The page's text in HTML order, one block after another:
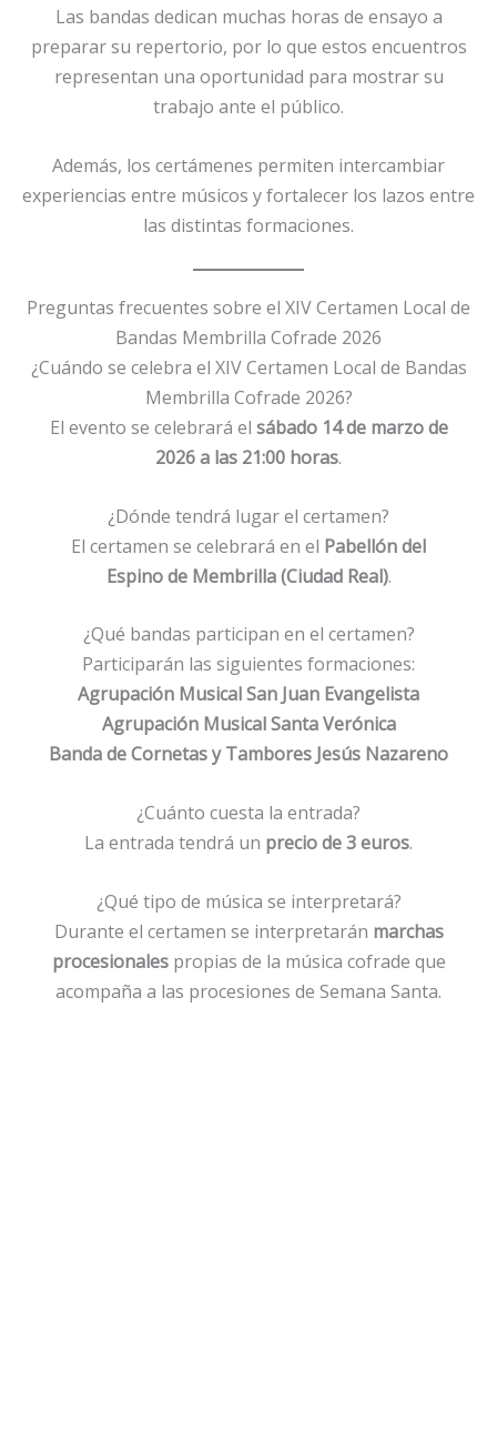
Las bandas dedican muchas horas de ensayo a
preparar su repertorio, por lo que estos encuentros
representan una oportunidad para mostrar su
trabajo ante el público.
Además, los certámenes permiten intercambiar
experiencias entre músicos y fortalecer los lazos entre
las distintas formaciones.
Preguntas frecuentes sobre el XIV Certamen Local de
Bandas Membrilla Cofrade 2026
¿Cuándo se celebra el XIV Certamen Local de Bandas
Membrilla Cofrade 2026?
El evento se celebrará el sábado 14 de marzo de
2026 a las 21:00 horas.
¿Dónde tendrá lugar el certamen?
El certamen se celebrará en el Pabellón del
Espino de Membrilla (Ciudad Real).
¿Qué bandas participan en el certamen?
Participarán las siguientes formaciones:
Agrupación Musical San Juan Evangelista
Agrupación Musical Santa Verónica
Banda de Cornetas y Tambores Jesús Nazareno
¿Cuánto cuesta la entrada?
La entrada tendrá un precio de 3 euros.
¿Qué tipo de música se interpretará?
Durante el certamen se interpretarán marchas
procesionalespropias de la música cofrade que
acompaña a las procesiones de Semana Santa.